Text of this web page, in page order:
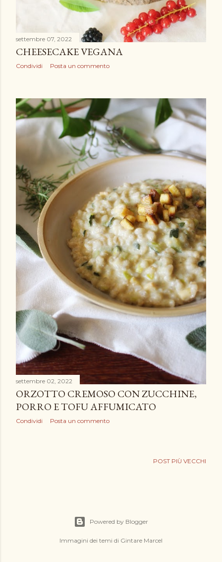
settembre 07, 2022
CHEESECAKE VEGANA
Condividi Posta un commento
settembre 02, 2022
ORZOTTO CREMOSO CON ZUCCHINE,
PORRO E TOFU AFFUMICATO
Condividi Posta un commento
POST PIÙ VECCHI
Powered by Blogger
Immagini dei temi di Gintare Marcel